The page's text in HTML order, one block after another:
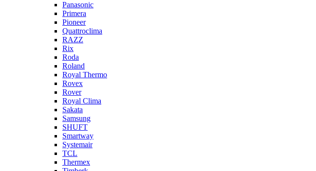
Panasonic
Primera
Pioneer
Quattroclima
RAZZ
Rix
Roda
Roland
Royal Thermo
Rovex
Rover
Royal Clima
Sakata
Samsung
SHUFT
Smartway
Systemair
TCL
Thermex